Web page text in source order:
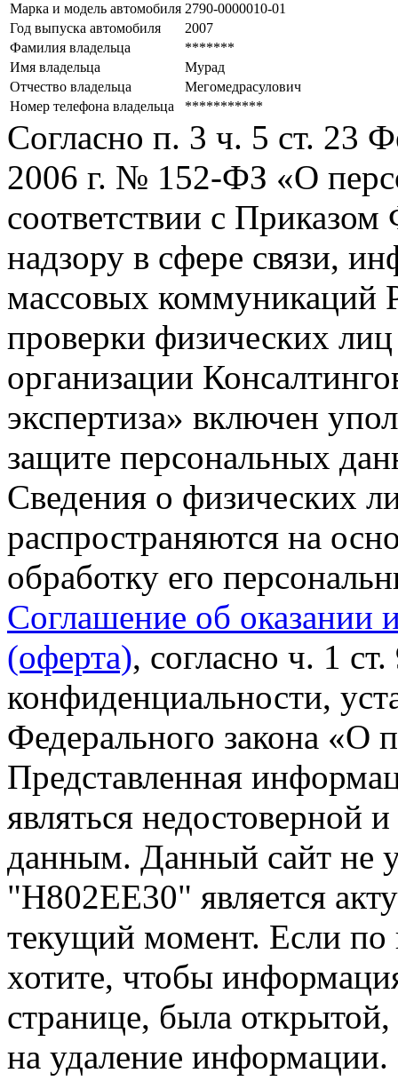
Марка и модель автомобиля 2790-0000010-01
Год выпуска автомобиля
2007
Фамилия владельца
*******
Имя владельца
Мурад
Отчество владельца
Мегомедрасулович
Номер телефона владельца
***********
Согласно п. 3 ч. 5 ст. 23
2006 г. № 152-ФЗ «О
соответствии с
надзору в сфере связи,
массовых коммуникаций
проверки физических
организации
экспертиза» включен
защите персональных
Сведения о физических
распространяются на
обработку его
Соглашение об оказании
(оферта), согласно ч. 1
конфиденциальности,
Федерального закона «О
Представленная
являться недостоверной
данным. Данный сайт не
"Н802ЕЕ30" является
текущий момент. Если
хотите, чтобы
странице, была открытой,
на удаление информации.